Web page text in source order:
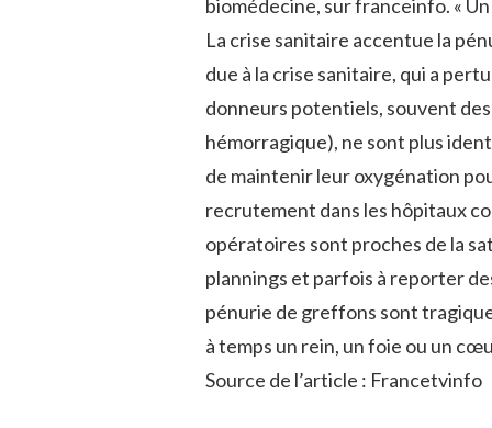
biomédecine, sur franceinfo. «
La crise sanitaire accentue la
due à la crise sanitaire, qui a
donneurs potentiels, souvent
hémorragique), ne sont plus
de maintenir leur oxygénation
recrutement dans les hôpitaux
opératoires sont proches de la
plannings et parfois à reporter
pénurie de greffons sont
à temps un rein, un foie ou un
Source de l’article : Francetvinfo